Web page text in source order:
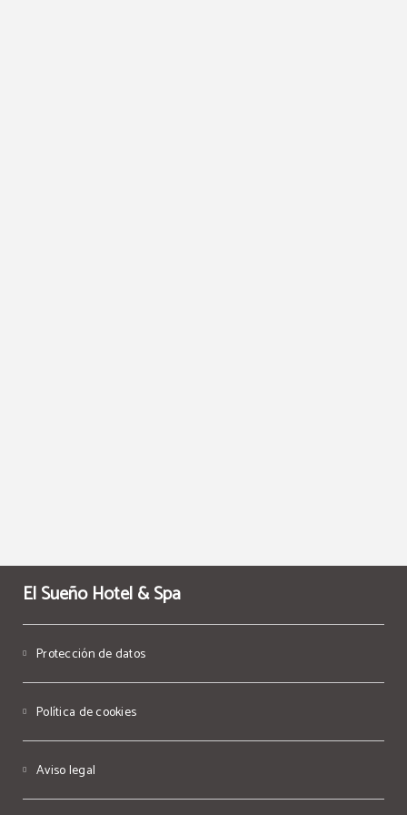
El Sueño Hotel & Spa
Protección de datos
Política de cookies
Aviso legal